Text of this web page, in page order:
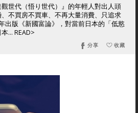
觀世代（悟り世代）』的年輕人對出人頭
不買房不買車、不再大量消費、只追求
版《新國富論》，對當前日本的「低慾
... READ>
收藏
分享